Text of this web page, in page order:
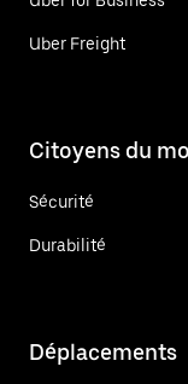
Uber Freight
Citoyens du
Sécurité
Durabilité
Déplacements